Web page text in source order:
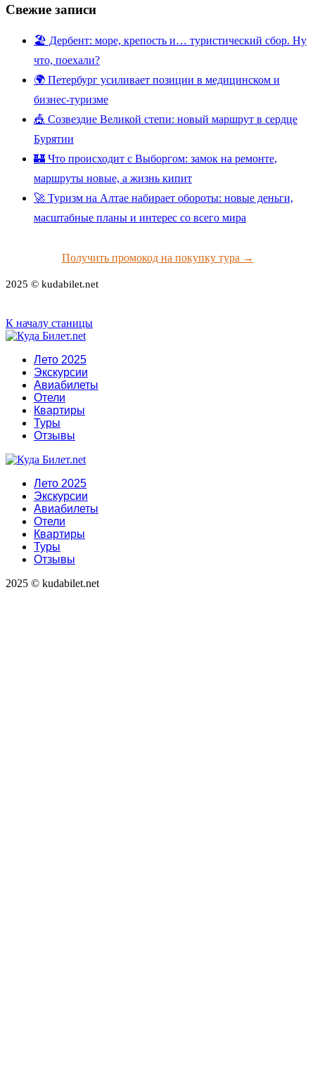
Свежие записи
🏖️ Дербент: море, крепость и… туристический сбор. Ну
что, поехали?
🌍 Петербург усиливает позиции в медицинском и
бизнес-туризме
🎪 Созвездие Великой степи: новый маршрут в сердце
Бурятии
🏰 Что происходит с Выборгом: замок на ремонте,
маршруты новые, а жизнь кипит
🚀 Туризм на Алтае набирает обороты: новые деньги,
масштабные планы и интерес со всего мира
Получить промокод на покупку тура →
2025 © kudabilet.net
К началу станицы
Лето 2025
Экскурсии
Авиабилеты
Отели
Квартиры
Туры
Отзывы
Лето 2025
Экскурсии
Авиабилеты
Отели
Квартиры
Туры
Отзывы
2025 © kudabilet.net